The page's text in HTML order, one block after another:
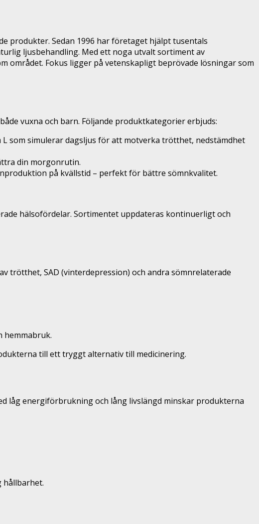
produkter. Sedan 1996 har företaget hjälpt tusentals
ljusbehandling. Med ett noga utvalt sortiment av
området. Fokus ligger på vetenskapligt beprövade lösningar som
vuxna och barn. Följande produktkategorier erbjuds:
L som simulerar dagsljus för att motverka trötthet, nedstämdhet
din morgonrutin.
på kvällstid – perfekt för bättre sömnkvalitet.
hälsofördelar. Sortimentet uppdateras kontinuerligt och
trötthet, SAD (vinterdepression) och andra sömnrelaterade
hemmabruk.
till ett tryggt alternativ till medicinering.
låg energiförbrukning och lång livslängd minskar produkterna
hållbarhet.